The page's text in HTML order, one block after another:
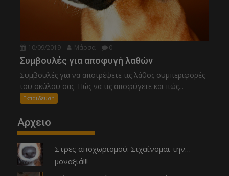
10/09/2019 Μάρσα 0
Συμβουλές για αποφυγή λαθών
Συμβουλές για να αποτρέψετε τις λάθος συμπεριφορές
του σκύλου σας. Πώς να τις αποφύγετε και πώς...
Εκπαιδευση
Αρχειο
Στρες αποχωρισμού: Σιχαίνομαι την…
μοναξιά!!!